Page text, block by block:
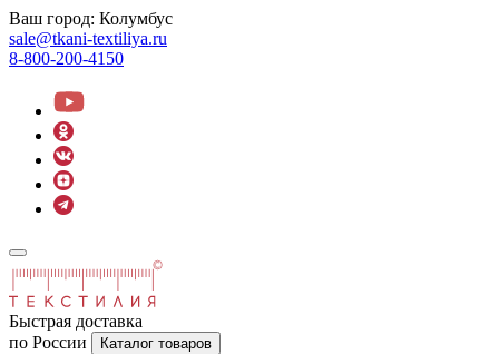
Ваш город: Колумбус
sale@tkani-textiliya.ru
8-800-200-4150
Быстрая доставка
по России
Каталог товаров